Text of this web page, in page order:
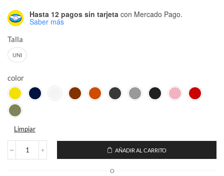
Hasta 12 pagos sin tarjeta con Mercado Pago.
Saber más
Talla
UNI
color
Limpiar
Sueter
AÑADIR AL CARRITO
O